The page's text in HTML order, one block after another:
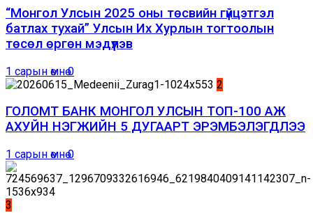
“Монгол Улсын 2025 оны төсвийн гүйцэтгэл
батлах тухай” Улсын Их Хурлын тогтоолын
төсөл өргөн мэдүүлэв
1 сарын өмнө0
2
ГОЛОМТ БАНК МОНГОЛ УЛСЫН ТОП-100 АЖ
АХУЙН НЭГЖИЙН 5 ДУГААРТ ЭРЭМБЭЛЭГДЛЭЭ
1 сарын өмнө0
3